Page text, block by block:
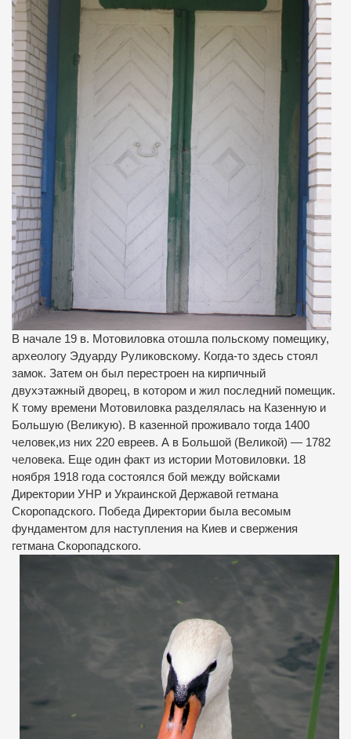
В начале 19 в. Мотовиловка отошла польскому помещику,
археологу Эдуарду Руликовскому. Когда-то здесь стоял
замок. Затем он был перестроен на кирпичный
двухэтажный дворец, в котором и жил последний помещик.
К тому времени Мотовиловка разделялась на Казенную и
Большую (Великую). В казенной проживало тогда 1400
человек,из них 220 евреев. А в Большой (Великой) — 1782
человека. Еще один факт из истории Мотовиловки. 18
ноября 1918 года состоялся бой между войсками
Директории УНР и Украинской Державой гетмана
Скоропадского. Победа Директории была весомым
фундаментом для наступления на Киев и свержения
гетмана Скоропадского.